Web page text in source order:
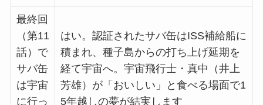
最終回
（第11
話）で
サバ缶
は宇宙
に行っ
はい。認証されたサバ缶はISS補給船に
積まれ、種子島からの打ち上げ延期を
経て宇宙へ。宇宙飛行士・真中（井上
芳雄）が「おいしい」と食べる場面で1
5年越しの夢が結実します